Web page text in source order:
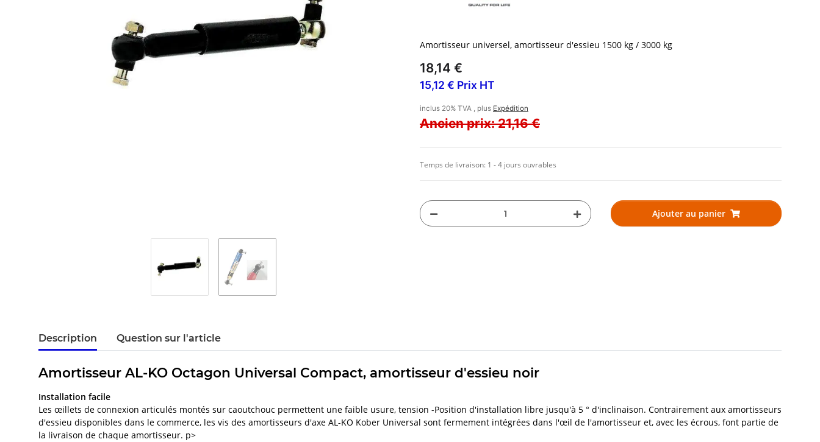
Amortisseur universel, amortisseur d'essieu 1500 kg / 3000 kg
18,14 €
15,12 € Prix HT
inclus 20% TVA , plus Expédition
Ancien prix: 21,16 €
Temps de livraison: 1 - 4 jours ouvrables
Ajouter au panier
Description Question sur l'article
Amortisseur AL-KO Octagon Universal Compact, amortisseur d'essieu noir
Installation facile
Les œillets de connexion articulés montés sur caoutchouc permettent une faible usure, tension -Position d'installation libre jusqu'à 5 ° d'inclinaison. Contrairement aux amortisseurs
d'essieu disponibles dans le commerce, les vis des amortisseurs d'axe AL-KO Kober Universal sont fermement intégrées dans l'œil de l'amortisseur et, avec les écrous, font partie de
la livraison de chaque amortisseur. p>